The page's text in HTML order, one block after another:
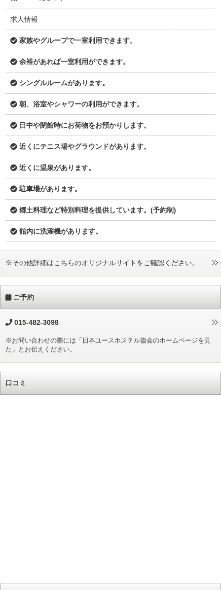
求人情報
家族やグループで一室利用できます。
余裕があれば一室利用ができます。
シングルルームがあります。
朝、浴室やシャワーの利用ができます。
日中や閉館時にお荷物をお預かりします。
近くにテニス場やグラウンドがあります。
近くに温泉があります。
駐車場があります。
郷土料理など特別料理を提供しています。(予約制)
館内に洗濯機があります。
※その他詳細はこちらのオリジナルサイトをご確認ください。
ご予約
015-482-3098
※お問い合わせの際には「日本ユースホステル協会のホームページを見
た」とお伝えください。
口コミ